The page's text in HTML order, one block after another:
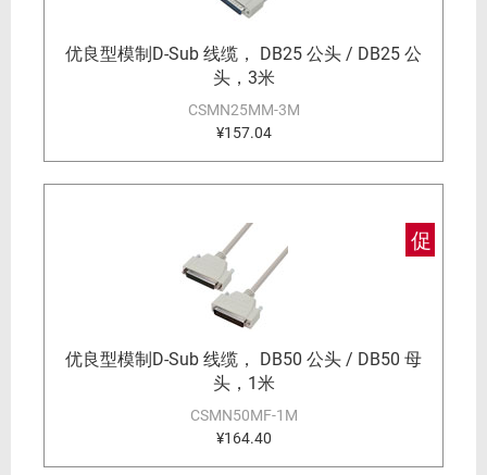
优良型模制D-Sub 线缆， DB25 公头 / DB25 公
头，3米
CSMN25MM-3M
¥157.04
促
优良型模制D-Sub 线缆， DB50 公头 / DB50 母
头，1米
CSMN50MF-1M
¥164.40